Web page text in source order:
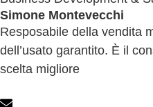
Simone Montevecchi
Resposabile della vendita
dell’usato garantito. È il
scelta migliore